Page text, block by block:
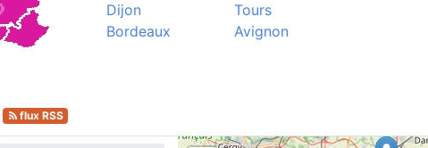
Dijon
Bordeaux
Tours
Avignon
flux RSS